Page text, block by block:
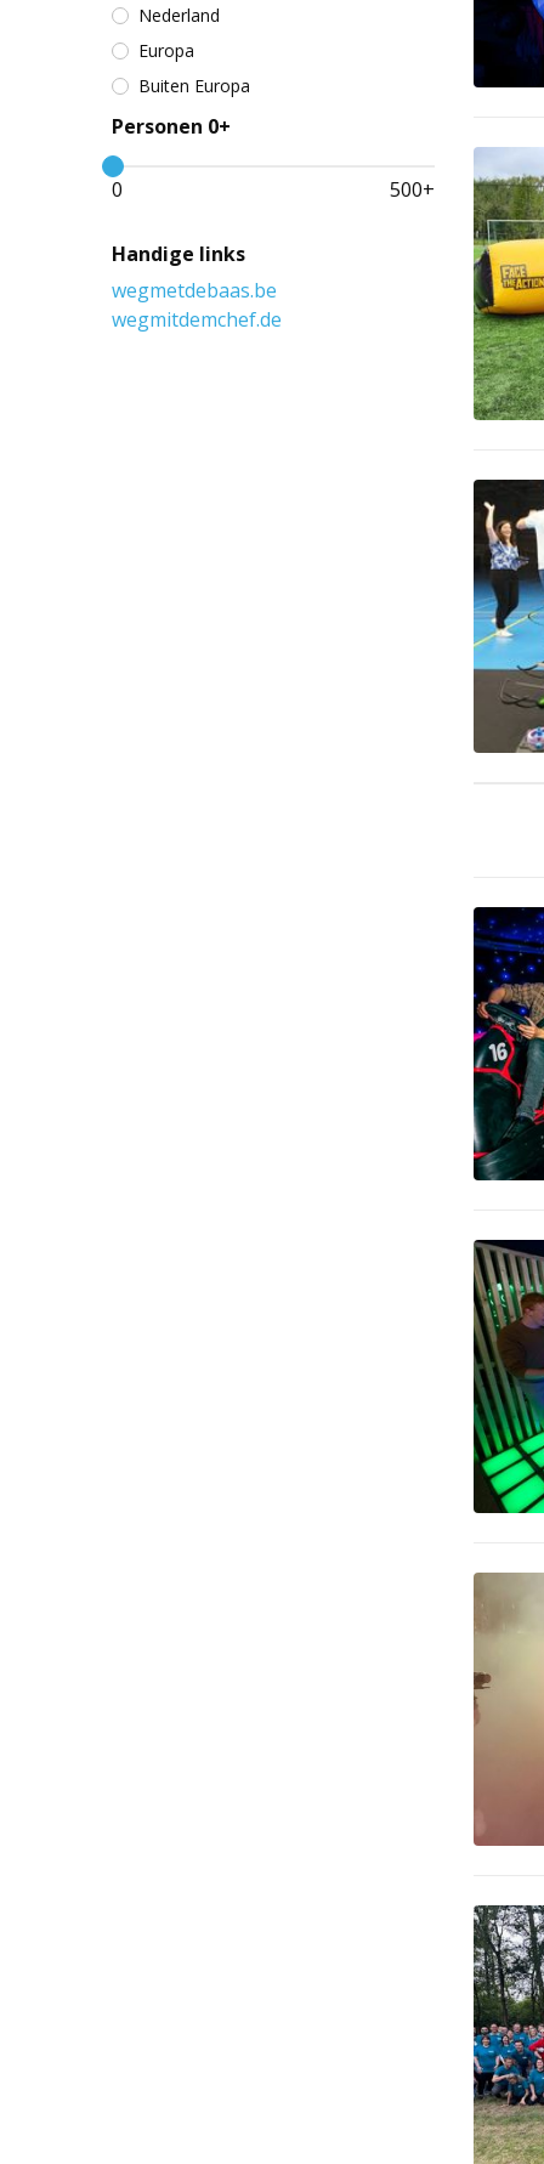
Nederland
Europa
Buiten Europa
Personen 0+
0 500+
Handige links
wegmetdebaas.be
wegmitdemchef.de